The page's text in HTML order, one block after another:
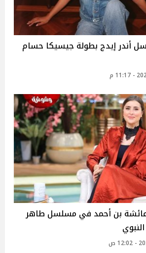
أندر إيدج بطولة جيسيكا حسام
بن أحمد في مسلسل طاهر